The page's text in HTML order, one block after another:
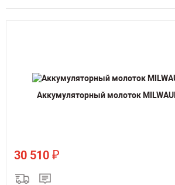
Аккумуляторный молоток
30 510 ₽